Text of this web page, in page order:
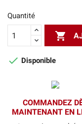
Quantité

 Disponible
COMMANDEZ
MAINTENANT EN